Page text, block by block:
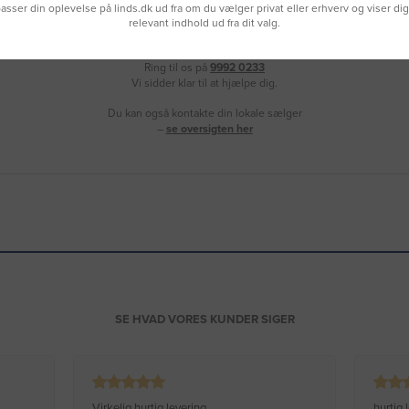
Ring til os på 9992 0233
Vi sidder klar til at hjælpe dig.
Du kan også kontakte din lokale sælger
– se oversigten her
SE HVAD VORES KUNDER SIGER
din oplevelse på linds.dk ud fra om du vælger privat eller erhverv og viser
relevant indhold ud fra dit valg.